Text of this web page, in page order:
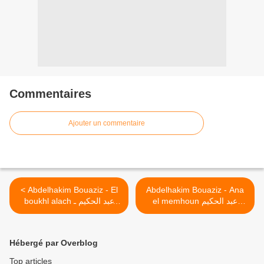
Commentaires
Ajouter un commentaire
< Abdelhakim Bouaziz - El
boukhl alach عبد الحكيم ـ
البخل علاش
Abdelhakim Bouaziz - Ana
el memhoun عبد الحكيم
بوعزيز ـ انا الممحون >
Hébergé par Overblog
Top articles